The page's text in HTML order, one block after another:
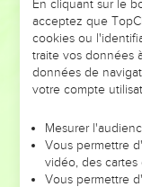
ET SI LEURS
leur foi ou leur
et les saisons
sont
En cliquant sur le
acceptez que
cookies ou
traite vos données
données de
votre compte
Mesurer
Vous permettre
vidéo, des
Vous permettre